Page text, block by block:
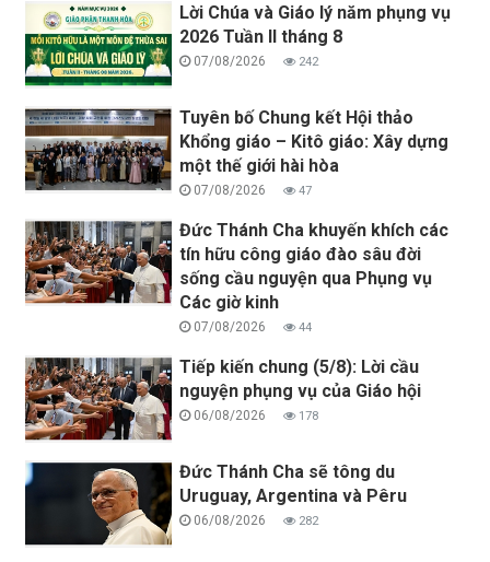
Lời Chúa và Giáo lý năm phụng vụ
2026 Tuần II tháng 8
07/08/2026 242
Tuyên bố Chung kết Hội thảo
Khổng giáo – Kitô giáo: Xây dựng
một thế giới hài hòa
07/08/2026 47
Đức Thánh Cha khuyến khích các
tín hữu công giáo đào sâu đời
sống cầu nguyện qua Phụng vụ
Các giờ kinh
07/08/2026 44
Tiếp kiến chung (5/8): Lời cầu
nguyện phụng vụ của Giáo hội
06/08/2026 178
Đức Thánh Cha sẽ tông du
Uruguay, Argentina và Pêru
06/08/2026 282